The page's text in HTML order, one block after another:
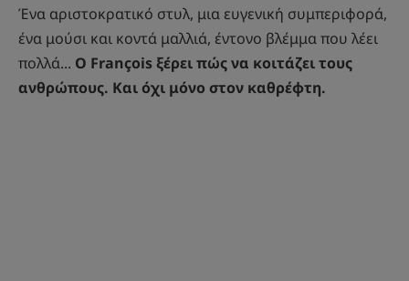
Ένα αριστοκρατικό στυλ, μια ευγενική συμπεριφορά,
ένα μούσι και κοντά μαλλιά, έντονο βλέμμα που λέει
πολλά... Ο François ξέρει πώς να κοιτάζει τους
ανθρώπους. Και όχι μόνο στον καθρέφτη.